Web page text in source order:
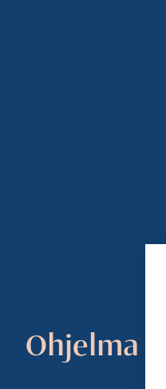
Ohjelma